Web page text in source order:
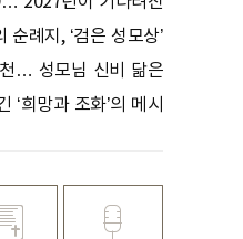
순례지, ‘검은 성모상’
… 성모님 신비 닮은
‘희망과 조화’의 메시